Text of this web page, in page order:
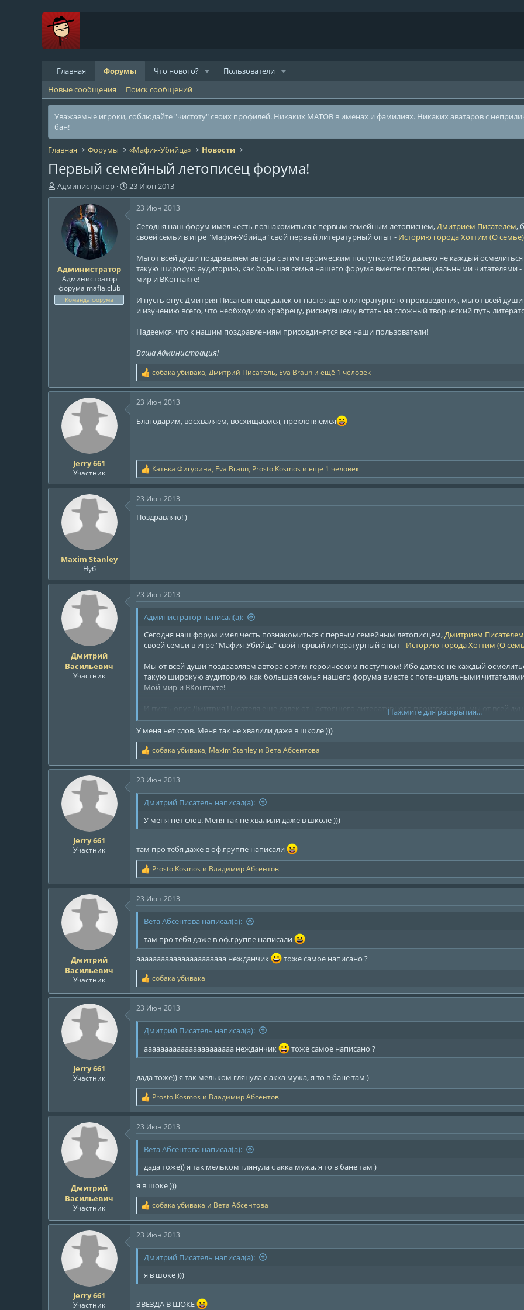
Главная Форумы Что нового? Пользователи
Новые сообщения
Поиск сообщений
Уважаемые игроки, соблюдайте "чистоту" своих профилей. Никаких МАТОВ в именах и фамилиях. Никаких аватаров с
бан!
Главная Форумы «Мафия-Убийца» Новости
Первый семейный летописец форума!
А
в
ы
Администратор
Д
а
а
23 Июн 2013
Администратор
Администратор
форума mafia.club
Команда форума
23 Июн 2013
Сегодня наш форум имел честь познакомиться с первым семейным летописцем,Дмитрием Писателем,
своей семьи в игре "Мафия-Убийца" свой первый литературный опыт - Историю города Хоттим (О семье)
Мы от всей души поздравляем автора с этим героическим поступком! Ибо далеко не каждый
такую широкую аудиторию, как большая семья нашего форума вместе с потенциальными читателями
мир и ВКонтакте!
И пусть опус Дмитрия Писателя еще далек от настоящего литературного произведения, мы от всей
и изучению всего, что необходимо храбрецу, рискнувшему встать на сложный творческий путь
Надеемся, что к нашим поздравлениям присоединятся все наши пользователи!
Ваша Администрация!
Р
е
а
к
и
собака убивака, Дмитрий Писатель, Eva Braun и ещё 1 человек
Jerry 661
Участник
23 Июн 2013
Благодарим, восхваляем, восхищаемся, преклоняемся
Р
е
а
к
и
Катька Фигурина, Eva Braun, Prosto Kosmos и ещё 1 человек
Maxim Stanley
Нуб
23 Июн 2013
Поздравляю! )
Дмитрий
Васильевич
Участник
23 Июн 2013
Администратор написал(а):
Сегодня наш форум имел честь познакомиться с первым семейным летописцем,Дмитрием Писателем
своей семьи в игре "Мафия-Убийца" свой первый литературный опыт - Историю города Хоттим (О
Мы от всей души поздравляем автора с этим героическим поступком! Ибо далеко не каждый
такую широкую аудиторию, как большая семья нашего форума вместе с потенциальными
Мой мир и ВКонтакте!
И пусть опус Дмитрия Писателя еще далек от настоящего литературного произведения, мы от всей
пера и изучению всего, что необходимо храбрецу, рискнувшему встать на сложный творческий путь
Надеемся, что к нашим поздравлениям присоединятся все наши пользователи!
Ваша Администрация!
Нажмите для раскрытия...
У меня нет слов. Меня так не хвалили даже в школе )))
Р
е
а
к
ц
и
собака убивака, Maxim Stanley и Вета Абсентова
Jerry 661
Участник
23 Июн 2013
Дмитрий Писатель написал(а):
У меня нет слов. Меня так не хвалили даже в школе )))
там про тебя даже в оф.группе написали
Р
е
а
к
ц
и
Prosto Kosmos и Владимир Абсентов
Дмитрий
Васильевич
Участник
23 Июн 2013
Вета Абсентова написал(а):
там про тебя даже в оф.группе написали
аааааааааааааааааааааа нежданчик
тоже самое написано ?
Р
е
а
к
ц
и
собака убивака
Jerry 661
Участник
23 Июн 2013
Дмитрий Писатель написал(а):
аааааааааааааааааааааа нежданчик
тоже самое написано ?
дада тоже)) я так мельком глянула с акка мужа, я то в бане там )
Р
е
а
к
ц
и
Prosto Kosmos и Владимир Абсентов
Дмитрий
Васильевич
Участник
23 Июн 2013
Вета Абсентова написал(а):
дада тоже)) я так мельком глянула с акка мужа, я то в бане там )
я в шоке )))
Р
е
а
к
ц
и
собака убивака и Вета Абсентова
Jerry 661
Участник
23 Июн 2013
Дмитрий Писатель написал(а):
я в шоке )))
ЗВЕЗДА В ШОКЕ